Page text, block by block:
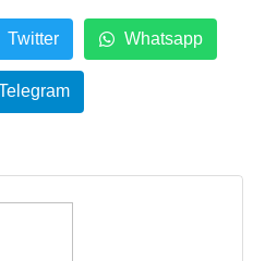
Twitter Whatsapp